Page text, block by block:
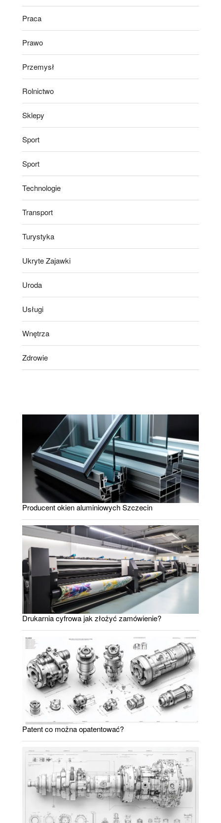
Praca
Prawo
Przemysł
Rolnictwo
Sklepy
Sport
Sport
Technologie
Transport
Turystyka
Ukryte Zajawki
Uroda
Usługi
Wnętrza
Zdrowie
Producent okien aluminiowych Szczecin
Drukarnia cyfrowa jak złożyć zamówienie?
Patent co można opatentować?